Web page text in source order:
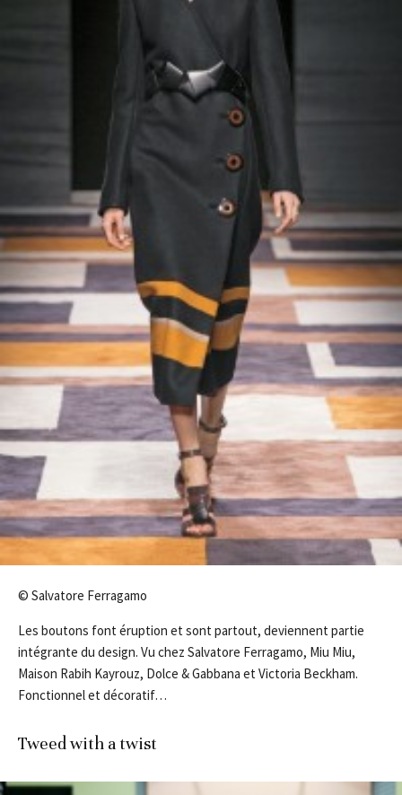
© Salvatore Ferragamo
Les boutons font éruption et sont partout, deviennent partie
intégrante du design. Vu chez Salvatore Ferragamo, Miu Miu,
Maison Rabih Kayrouz, Dolce & Gabbana et Victoria Beckham.
Fonctionnel et décoratif…
Tweed with a twist